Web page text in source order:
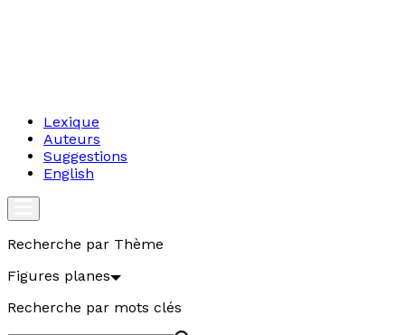
Lexique
Auteurs
Suggestions
English
Recherche par Thème
Figures planes
Recherche par mots clés